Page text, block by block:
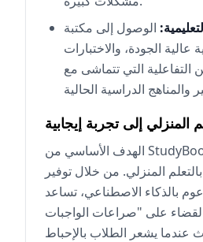
الوصول إلى مكتبة
عالية الجودة، والاختبارات
التفاعلية التي تتماشى مع
المنزلي إلى تجربة إيجابية
الهدف الأساسي من StudyBoosterAI هو تقليل
بالتعلم المنزلي. من خلال توفير
بالذكاء الاصطناعي، تساعد
على "صراعات الواجبات
عندما يشعر الطلاب بالإحباط